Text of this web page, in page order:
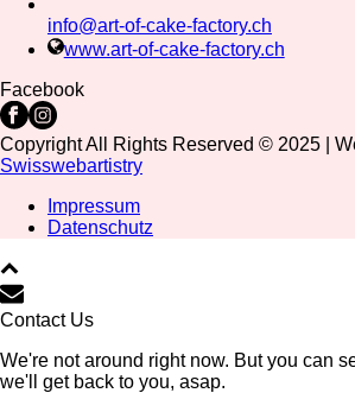
info@art-of-cake-factory.ch
www.art-of-cake-factory.ch
Facebook
Copyright All Rights Reserved © 2025 |
Swisswebartistry
Impressum
Datenschutz
Contact Us
We're not around right now. But you can
we'll get back to you, asap.